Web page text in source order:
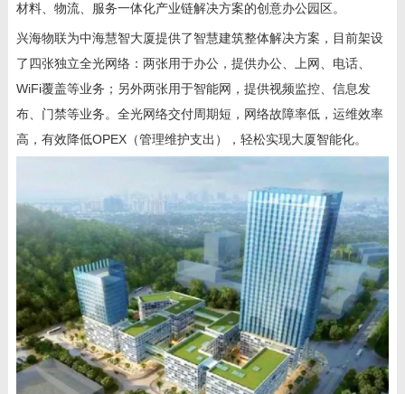
材料、物流、服务一体化产业链解决方案的创意办公园区。
兴海物联为中海慧智大厦提供了智慧建筑整体解决方案，目前架设
了四张独立全光网络：两张用于办公，提供办公、上网、电话、
WiFi覆盖等业务；另外两张用于智能网，提供视频监控、信息发
布、门禁等业务。全光网络交付周期短，网络故障率低，运维效率
高，有效降低OPEX（管理维护支出），轻松实现大厦智能化。